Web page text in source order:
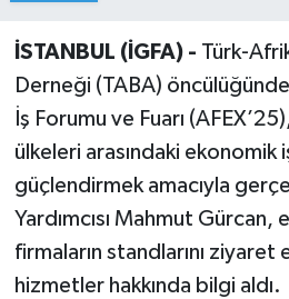
İSTANBUL (İGFA) - Türk-
Derneği (TABA)
İş Forumu ve Fuarı
ülkeleri arasındaki ekonomik
güçlendirmek amacıyla
Yardımcısı Mahmut Gürcan,
firmaların standlarını ziyaret
hizmetler hakkında bilgi aldı.